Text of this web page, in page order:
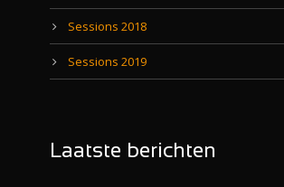
Sessions 2018
Sessions 2019
Laatste berichten